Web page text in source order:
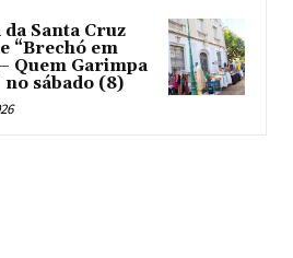
da Santa Cruz
“Brechó em
Quem Garimpa
no sábado (8)